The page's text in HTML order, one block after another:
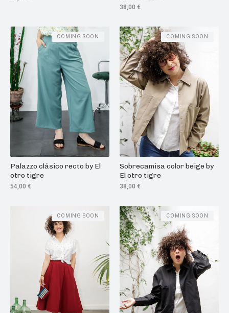
38,00 €
Palazzo clásico recto by El
otro tigre
54,00 €
COMING SOON
Sobrecamisa color beige by
El otro tigre
38,00 €
COMING SOON
COMING SOON COMING SOON